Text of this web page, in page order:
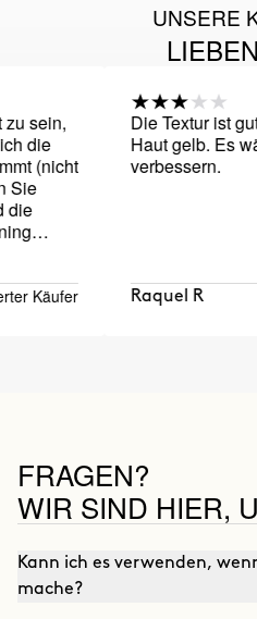
UNSERE
(nicht
Die Textur ist gut,
Haut gelb. Es wäre
verbessern.
Raquel R
FRAGEN?
WIR SIND HIER,
Kann ich es verwenden,
mache?